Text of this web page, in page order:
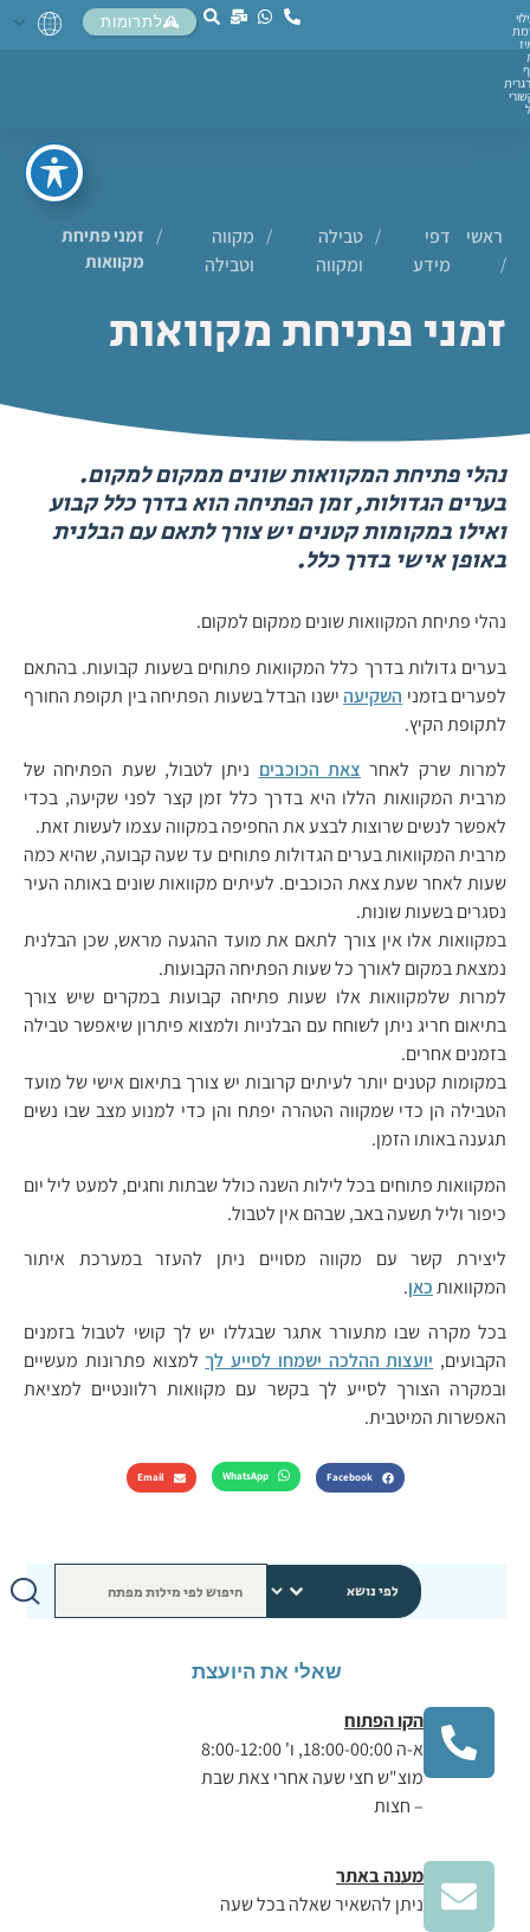
לתרומות
ראשי
/
דפי
מידע
/ טבילה
ומקווה
/
מקווה
וטבילה
/
זמני פתיחת
מקוואות
זמני פתיחת מקוואות
שאלי את היועצת
הקו הפתוח
א-ה 18:00-00:00, ו' 8:00-12:00
מוצ"ש חצי שעה אחרי צאת שבת
– חצות
מענה באתר
ניתן להשאיר שאלה בכל שעה
נהלי פתיחת המקוואות שונים ממקום למקום.
בערים הגדולות, זמן הפתיחה הוא בדרך כלל קבוע
ואילו במקומות קטנים יש צורך לתאם עם הבלנית
באופן אישי בדרך כלל.
נהלי פתיחת המקוואות שונים ממקום למקום.
בערים גדולות בדרך כלל המקוואות פתוחים בשעות קבועות. בהתאם
לפערים בזמני השקיעהישנו הבדל בשעות הפתיחה בין תקופת החורף
לתקופת הקיץ.
למרות שרק לאחר צאת הכוכבים ניתן לטבול, שעת הפתיחה של
מרבית המקוואות הללו היא בדרך כלל זמן קצר לפני שקיעה, בכדי
לאפשר לנשים שרוצות לבצע את החפיפה במקווה עצמו לעשות זאת.
מרבית המקוואות בערים הגדולות פתוחים עד שעה קבועה, שהיא כמה
שעות לאחר שעת צאת הכוכבים. לעיתים מקוואות שונים באותה העיר
נסגרים בשעות שונות.
במקוואות אלו אין צורך לתאם את מועד ההגעה מראש, שכן הבלנית
נמצאת במקום לאורך כל שעות הפתיחה הקבועות.
למרות שלמקוואות אלו שעות פתיחה קבועות במקרים שיש צורך
בתיאום חריג ניתן לשוחח עם הבלניות ולמצוא פיתרון שיאפשר טבילה
בזמנים אחרים.
במקומות קטנים יותר לעיתים קרובות יש צורך בתיאום אישי של מועד
הטבילה הן כדי שמקווה הטהרה יפתח והן כדי למנוע מצב שבו נשים
תגענה באותו הזמן.
המקוואות פתוחים בכל לילות השנה כולל שבתות וחגים, למעט ליל יום
כיפור וליל תשעה באב, שבהם אין לטבול.
ליצירת קשר עם מקווה מסויים ניתן להעזר במערכת איתור
המקוואותכאן.
בכל מקרה שבו מתעורר אתגר שבגללו יש לך קושי לטבול בזמנים
הקבועים, יועצות ההלכה ישמחו לסייע לךלמצוא פתרונות מעשיים
ובמקרה הצורך לסייע לך בקשר עם מקוואות רלוונטיים למציאת
האפשרות המיטבית.
Facebook
WhatsApp
Email